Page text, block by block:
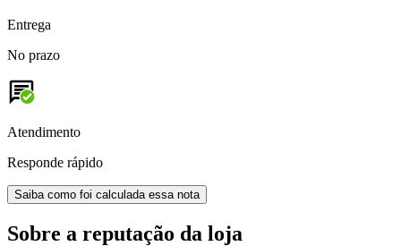
Entrega
No prazo
Atendimento
Responde rápido
Saiba como foi calculada essa nota
Sobre a reputação da loja